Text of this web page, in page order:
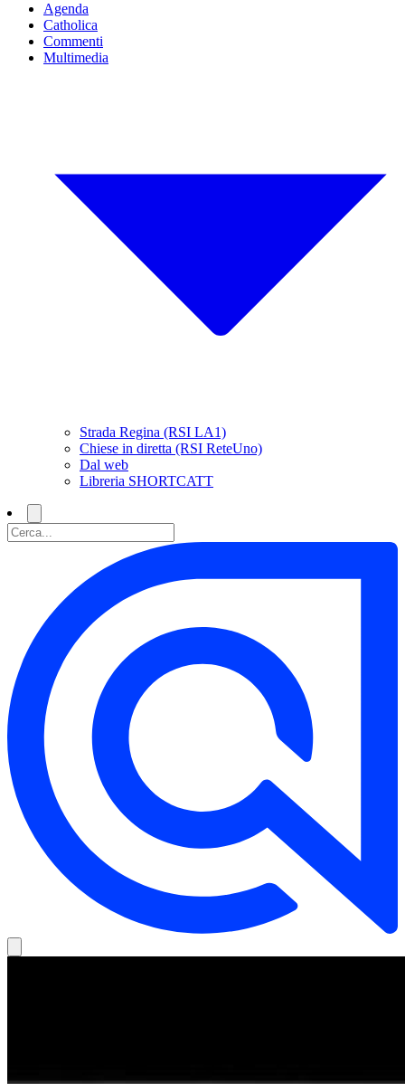
Agenda
Catholica
Commenti
Multimedia
Strada Regina (RSI LA1)
Chiese in diretta (RSI ReteUno)
Dal web
Libreria SHORTCATT